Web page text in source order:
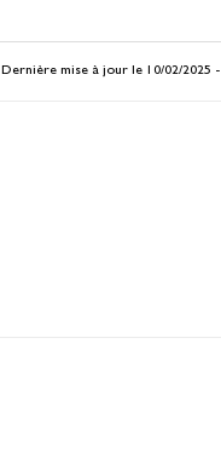
Dernière mise à jour le 10/02/2025 -